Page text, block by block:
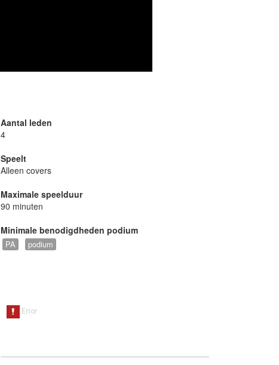
Aantal leden
4
Speelt
Alleen covers
Maximale speelduur
90 minuten
Minimale benodigdheden podium
PA podium